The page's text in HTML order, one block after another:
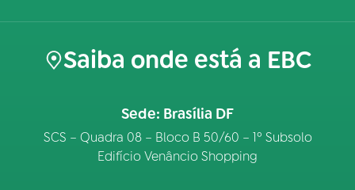
Saiba onde está a EBC
Sede: Brasília DF
SCS – Quadra 08 – Bloco B 50/60 – 1º Subsolo
Edifício Venâncio Shopping